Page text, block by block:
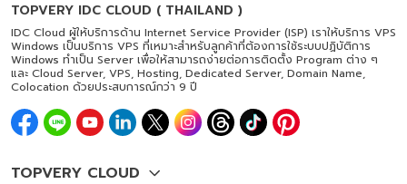
TOPVERY IDC CLOUD ( THAILAND )
IDC Cloud ผู้ให้บริการด้าน Internet Service Provider (ISP) เราให้บริการ VPS
Windows เป็นบริการ VPS ที่เหมาะสำหรับลูกค้าที่ต้องการใช้ระบบปฏิบัติการ
Windows ทำเป็น Server เพื่อให้สามารถง่ายต่อการติดตั้ง Program ต่าง ๆ
และ Cloud Server, VPS, Hosting, Dedicated Server, Domain Name,
Colocation ด้วยประสบการณ์กว่า 9 ปี